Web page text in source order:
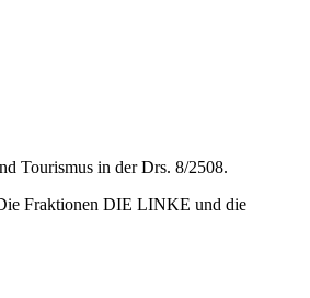
Tourismus in der Drs. 8/2508.
Fraktionen DIE LINKE und die